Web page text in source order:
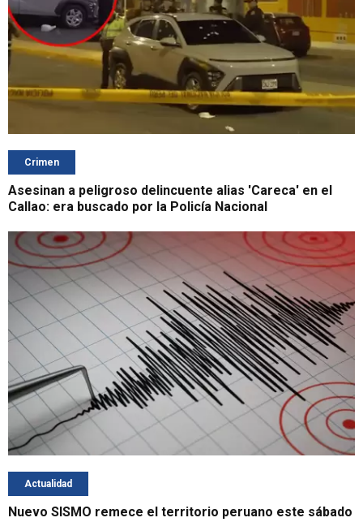
Crimen
Asesinan a peligroso delincuente alias 'Careca' en el
Callao: era buscado por la Policía Nacional
Actualidad
Nuevo SISMO remece el territorio peruano este sábado